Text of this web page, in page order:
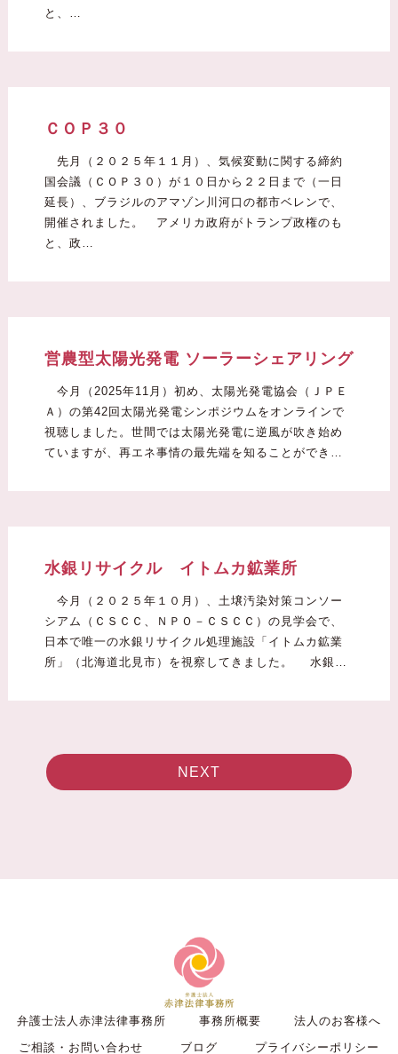
と、…
ＣＯＰ３０
先月（２０２５年１１月）、気候変動に関する締約
国会議（ＣＯＰ３０）が１０日から２２日まで（一日
延長）、ブラジルのアマゾン川河口の都市ベレンで、
開催されました。 アメリカ政府がトランプ政権のも
と、政…
営農型太陽光発電 ソーラーシェアリング
今月（2025年11月）初め、太陽光発電協会（ＪＰＥ
Ａ）の第42回太陽光発電シンポジウムをオンラインで
視聴しました。世間では太陽光発電に逆風が吹き始め
ていますが、再エネ事情の最先端を知ることができ…
水銀リサイクル イトムカ鉱業所
今月（２０２５年１０月）、土壌汚染対策コンソー
シアム（ＣＳＣＣ、ＮＰＯ－ＣＳＣＣ）の見学会で、
日本で唯一の水銀リサイクル処理施設「イトムカ鉱業
所」（北海道北見市）を視察してきました。 水銀…
NEXT
弁護士法人赤津法律事務所 事務所概要
法人のお客様へ
ご相談・お問い合わせ
ブログ プライバシーポリシー